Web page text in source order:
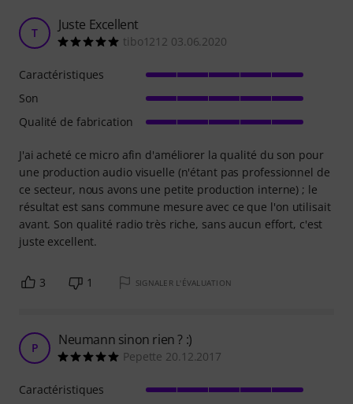
T Juste Excellent
tibo1212 03.06.2020
J'ai acheté ce micro afin d'améliorer la qualité du son pour
une production audio visuelle (n'étant pas professionnel de
ce secteur, nous avons une petite production interne) ; le
résultat est sans commune mesure avec ce que l'on utilisait
avant. Son qualité radio très riche, sans aucun effort, c'est
juste excellent.
Caractéristiques
Son
Qualité de fabrication
3 1 SIGNALER L'ÉVALUATION
P Neumann sinon rien ? :)
Pepette 20.12.2017
Caractéristiques